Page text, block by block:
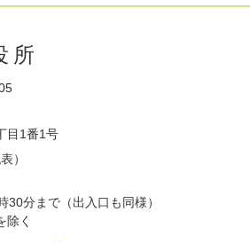
所
目1番1号
）
30分まで（出入口も同様）
除く